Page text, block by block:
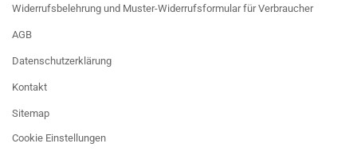
Widerrufsbelehrung und Muster-Widerrufsformular für Verbraucher
AGB
Datenschutzerklärung
Kontakt
Sitemap
Cookie Einstellungen